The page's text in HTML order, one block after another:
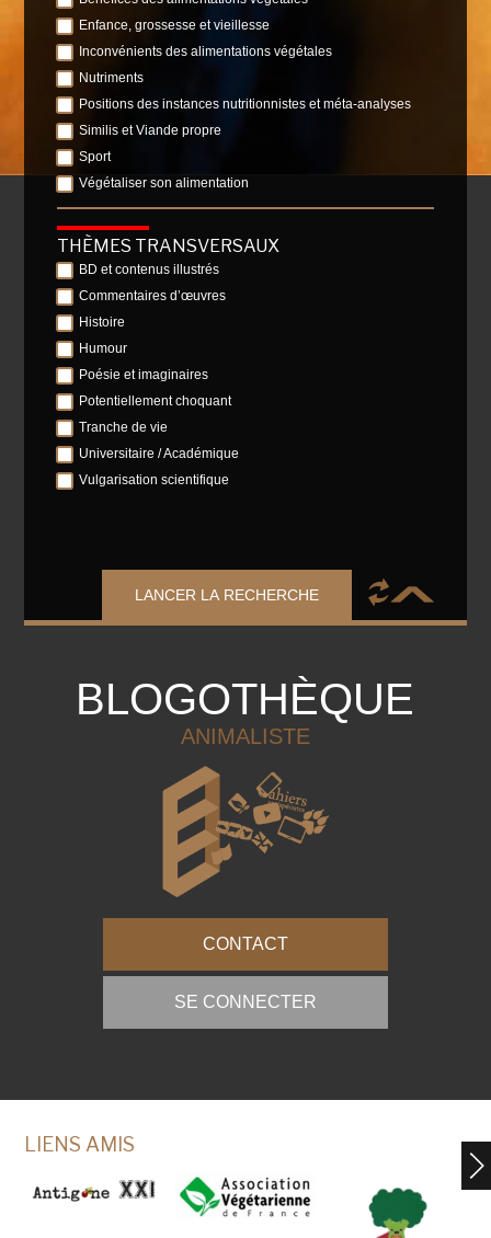
Enfance, grossesse et vieillesse
Inconvénients des alimentations végétales
Nutriments
Positions des instances nutritionnistes et méta-analyses
Similis et Viande propre
Sport
Végétaliser son alimentation
THÈMES TRANSVERSAUX
BD et contenus illustrés
Commentaires d’œuvres
Histoire
Humour
Poésie et imaginaires
Potentiellement choquant
Tranche de vie
Universitaire / Académique
Vulgarisation scientifique
LANCER LA RECHERCHE
BLOGOTHÈQUE
ANIMALISTE
CONTACT
SE CONNECTER
LIENS AMIS